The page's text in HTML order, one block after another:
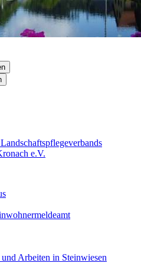
e.V.
Arbeiten in Steinwiesen